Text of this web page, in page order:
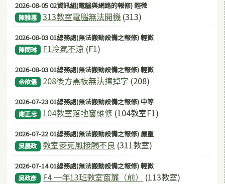
2026-08-05 02資訊組(電腦與網路的報修) 輕微
陳雅惠 313教室電腦無法開機 (313)
2026-08-03 01總務處(無法搬動設備之報修) 輕微
陳閔琳 F1冷氣不涼 (F1)
2026-08-03 01總務處(無法搬動設備之報修) 輕微
佘歆儀 208後方黑板無法擦掉字 (208)
2026-07-23 01總務處(無法搬動設備之報修) 中等
謝正忠 104教室落地窗維修 (104教室F1)
2026-07-22 01總務處(無法搬動設備之報修) 嚴重
吳展政 教室麥克風接觸不良 (311教室)
2026-07-14 01總務處(無法搬動設備之報修) 輕微
吳政彥 F4 一年13班教室窗簾（前） (113教室)